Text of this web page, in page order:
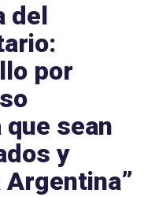
del
por
sean
y